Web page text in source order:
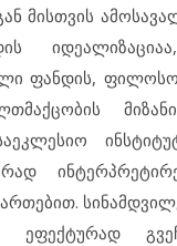
მისთვის
ფანდის,
ეფექტურად